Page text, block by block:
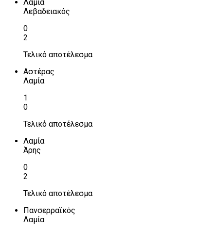
Λαμία
Λεβαδειακός
0
2
Τελικό αποτέλεσμα
Αστέρας
Λαμία
1
0
Τελικό αποτέλεσμα
Λαμία
Άρης
0
2
Τελικό αποτέλεσμα
Πανσερραϊκός
Λαμία